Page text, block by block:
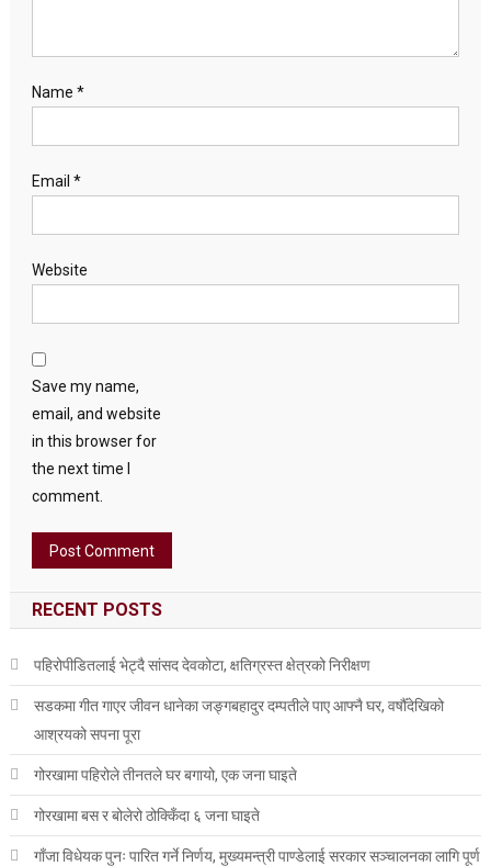
Name *
Email *
Website
Save my name,
email, and website
in this browser for
the next time I
comment.
RECENT POSTS
पहिरोपीडितलाई भेट्दै सांसद देवकोटा, क्षतिग्रस्त क्षेत्रको निरीक्षण
सडकमा गीत गाएर जीवन धानेका जङ्गबहादुर दम्पतीले पाए आफ्नै घर, वर्षौँदेखिको
आश्रयको सपना पूरा
गोरखामा पहिरोले तीनतले घर बगायो, एक जना घाइते
गोरखामा बस र बोलेरो ठोक्किँदा ६ जना घाइते
गाँजा विधेयक पुनः पारित गर्ने निर्णय, मुख्यमन्त्री पाण्डेलाई सरकार सञ्चालनका लागि पूर्ण